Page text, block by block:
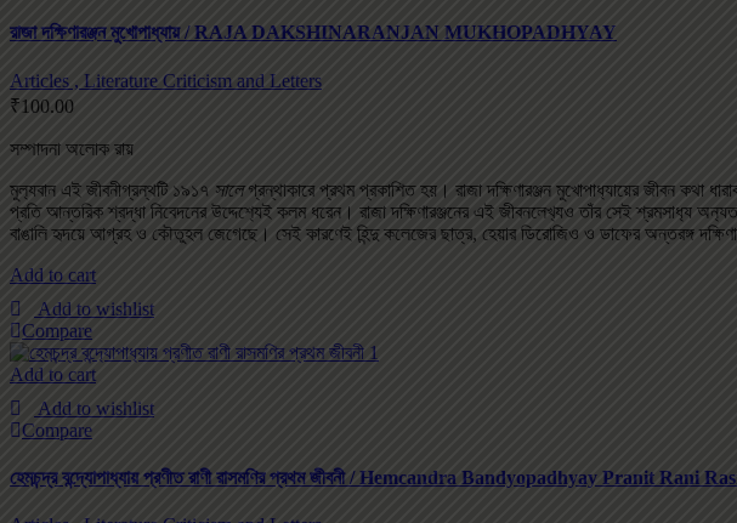
রাজা দক্ষিণারঞ্জন মুখোপাধ্যায় / RAJA DAKSHINARANJAN MUKHOPADHYAY
Articles , Literature Criticism and Letters
₹100.00
সম্পাদনা অলোক রায়
মুল‌্যবান এই জীবনীগ্রন্থটি ১৯১৭ সালেগ্রন্থাকারে প্রথম প্রকাশিত হয়। রাজা দক্ষিণারঞ্জন মুখোপাধ‌্যায়ের জীবন কথা
প্রতি আন্তরিক শ্রদ্ধা নিবেদনের উদ্দেশ‌্যেই কলম ধরেন। রাজা দক্ষিণারঞ্জনের এই জীবনলেখ‌্যও তাঁর সেই শ্রমসাধ‌্য
বাঙালি হৃদয়ে আগ্রহ ও কৌতুহল জেগেছে। সেই কারণেই হিন্দু কলেজের ছাত্র, হেয়ার ডিরোজিও ও ডাফের অন্তরঙ্গ
Add to cart
Add to wishlist
Compare
Add to cart
Add to wishlist
Compare
হেমচন্দ্র বন্দ্যোপাধ্যায় প্রণীত রাণী রাসমণির প্রথম জীবনী / Hemcandra Bandyopadhya‌y Pranit